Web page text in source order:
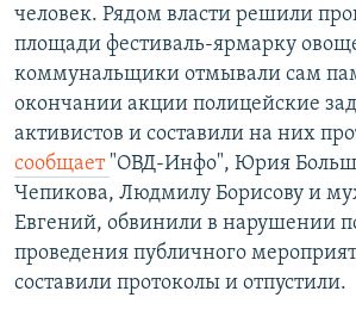
человек. Рядом власти решили
площади фестиваль-ярмарку
коммунальщики отмывали сам
окончании акции полицейские
активистов и составили на них
сообщает "ОВД-Инфо", Юрия
Чепикова, Людмилу Борисову и
Евгений, обвинили в нарушении
проведения публичного
составили протоколы и отпустили.